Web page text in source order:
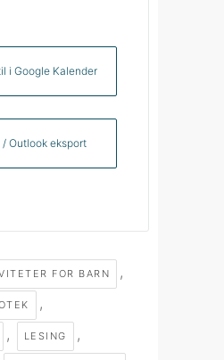
i Google Kalender
/ Outlook eksport
FOR BARN ,
,
, LESING ,